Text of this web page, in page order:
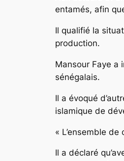
entamés, afin
Il qualifié la
production.
Mansour Faye a
sénégalais.
Il a évoqué
islamique de
« L’ensemble
Il a déclaré